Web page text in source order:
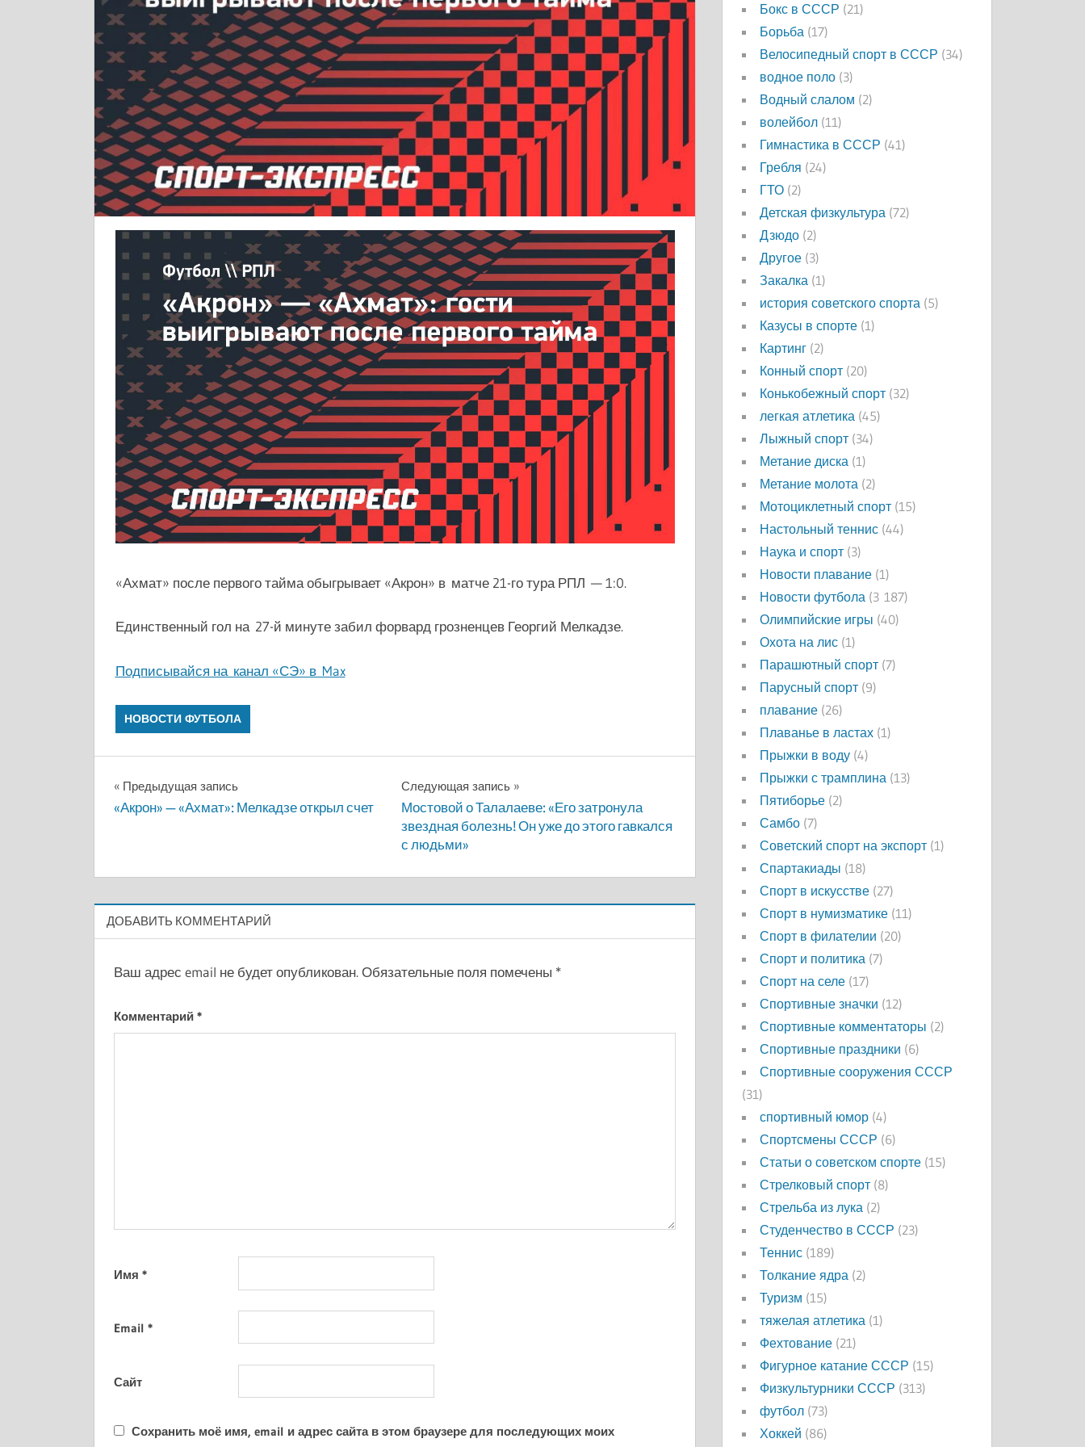
«Ахмат» после первого тайма обыгрывает «Акрон» в матче 21-го тура РПЛ — 1:0.
Единственный гол на 27-й минуте забил форвард грозненцев Георгий Мелкадзе.
Подписывайся на канал «СЭ» в Max
НОВОСТИ ФУТБОЛА
Навигация
по
Предыдущая запись
«Акрон» — «Ахмат»: Мелкадзе открыл счет
Следующая запись
Мостовой о Талалаеве: «Его затронула
звездная болезнь! Он уже до этого гавкался
с людьми»
ДОБАВИТЬ КОММЕНТАРИЙ
Ваш адрес email не будет опубликован.Обязательные поля помечены *
Комментарий *
Имя *
Email *
Сайт
Сохранить моё имя, email и адрес сайта в этом браузере для последующих моих
Бокс в СССР (21)
Борьба (17)
Велосипедный спорт в СССР (34)
водное поло (3)
Водный слалом (2)
волейбол (11)
Гимнастика в СССР (41)
Гребля (24)
ГТО (2)
Детская физкультура (72)
Дзюдо (2)
Другое (3)
Закалка (1)
история советского спорта (5)
Казусы в спорте (1)
Картинг (2)
Конный спорт (20)
Конькобежный спорт (32)
легкая атлетика (45)
Лыжный спорт (34)
Метание диска (1)
Метание молота (2)
Мотоциклетный спорт (15)
Настольный теннис (44)
Наука и спорт (3)
Новости плавание (1)
Новости футбола (3 187)
Олимпийские игры (40)
Охота на лис (1)
Парашютный спорт (7)
Парусный спорт (9)
плавание (26)
Плаванье в ластах (1)
Прыжки в воду (4)
Прыжки с трамплина (13)
Пятиборье (2)
Самбо (7)
Советский спорт на экспорт (1)
Спартакиады (18)
Спорт в искусстве (27)
Спорт в нумизматике (11)
Спорт в филателии (20)
Спорт и политика (7)
Спорт на селе (17)
Спортивные значки (12)
Спортивные комментаторы (2)
Спортивные праздники (6)
Спортивные сооружения СССР
(31)
спортивный юмор (4)
Спортсмены СССР (6)
Статьи о советском спорте (15)
Стрелковый спорт (8)
Стрельба из лука (2)
Студенчество в СССР (23)
Теннис (189)
Толкание ядра (2)
Туризм (15)
тяжелая атлетика (1)
Фехтование (21)
Фигурное катание СССР (15)
Физкультурники СССР (313)
футбол (73)
Хоккей (86)